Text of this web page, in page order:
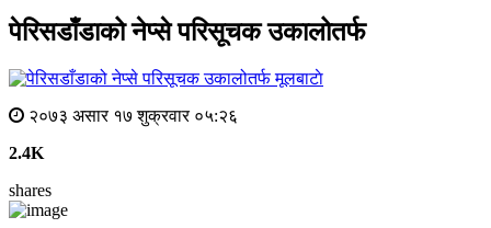
पेरिसडाँडाको नेप्से परिसूचक उकालोतर्फ
मूलबाटाे
२०७३ असार १७ शुक्रवार ०५:२६
2.4K
shares